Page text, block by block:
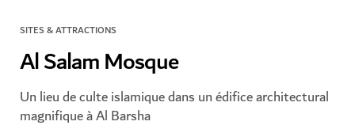
SITES & ATTRACTIONS
Al Salam Mosque
Un lieu de culte islamique dans un édifice architectural
magnifique à Al Barsha